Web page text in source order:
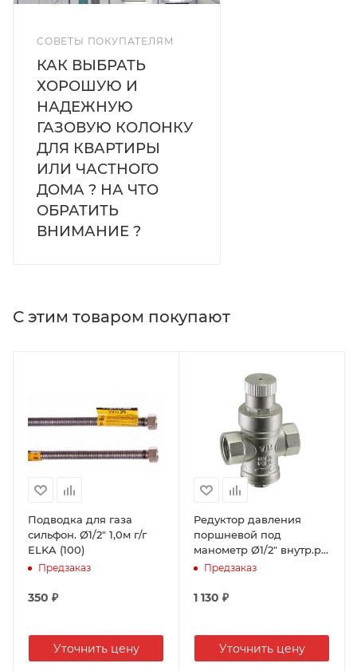
Габаритные размеры, мм ВхШхГ 590х340х190
Вес нетто, кг 7,9
Диаметр дымохода, мм 110
СОВЕТЫ ПОКУПАТЕЛЯМ
КАК ВЫБРАТЬ
ХОРОШУЮ И
НАДЕЖНУЮ
ГАЗОВУЮ КОЛОНКУ
ДЛЯ КВАРТИРЫ
ИЛИ ЧАСТНОГО
ДОМА ? НА ЧТО
ОБРАТИТЬ
ВНИМАНИЕ ?
С этим товаром покупают
Подводка для газа
сильфон. Ø1/2" 1,0м г/г
ELKA (100)
Предзаказ
350 ₽
Уточнить цену
Редуктор давления
поршневой под
манометр Ø1/2" внутр.р.
TIM BL2802A (30)
Предзаказ
1 130 ₽
Уточнить цену